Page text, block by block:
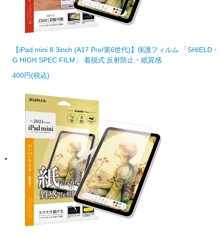
【iPad mini 8.3inch (A17 Pro/第6世代)】保護フィルム 「SHIELD・
G HIGH SPEC FILM」 着脱式 反射防止・紙質感
400円(税込)